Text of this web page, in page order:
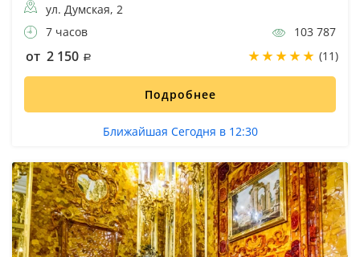
ул. Думская, 2
7 часов
103 787
от 2 150 (11)
Подробнее
Ближайшая Сегодня в 12:30